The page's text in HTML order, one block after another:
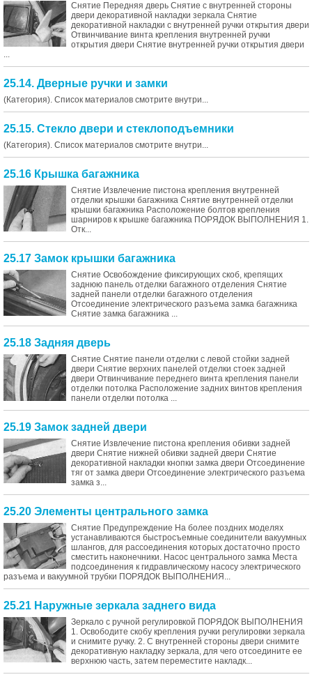
Снятие Передняя дверь Снятие с внутренней стороны
двери декоративной накладки зеркала Снятие
декоративной накладки с внутренней ручки открытия двери
Отвинчивание винта крепления внутренней ручки
открытия двери Снятие внутренней ручки открытия двери
...
25.14. Дверные ручки и замки
(Категория). Список материалов смотрите внутри...
25.15. Стекло двери и стеклоподъемники
(Категория). Список материалов смотрите внутри...
25.16 Крышка багажника
Снятие Извлечение пистона крепления внутренней
отделки крышки багажника Снятие внутренней отделки
крышки багажника Расположение болтов крепления
шарниров к крышке багажника ПОРЯДОК ВЫПОЛНЕНИЯ 1.
Отк...
25.17 Замок крышки багажника
Снятие Освобождение фиксирующих скоб, крепящих
заднюю панель отделки багажного отделения Снятие
задней панели отделки багажного отделения
Отсоединение электрического разъема замка багажника
Снятие замка багажника ...
25.18 Задняя дверь
Снятие Снятие панели отделки с левой стойки задней
двери Снятие верхних панелей отделки стоек задней
двери Отвинчивание переднего винта крепления панели
отделки потолка Расположение задних винтов крепления
панели отделки потолка ...
25.19 Замок задней двери
Снятие Извлечение пистона крепления обивки задней
двери Снятие нижней обивки задней двери Снятие
декоративной накладки кнопки замка двери Отсоединение
тяг от замка двери Отсоединение электрического разъема
замка з...
25.20 Элементы центрального замка
Снятие Предупреждение На более поздних моделях
устанавливаются быстросъемные соединители вакуумных
шлангов, для рассоединения которых достаточно просто
сместить наконечники. Насос центрального замка Места
подсоединения к гидравлическому насосу электрического
разъема и вакуумной трубки ПОРЯДОК ВЫПОЛНЕНИЯ...
25.21 Наружные зеркала заднего вида
Зеркало с ручной регулировкой ПОРЯДОК ВЫПОЛНЕНИЯ
1. Освободите скобу крепления ручки регулировки зеркала
и снимите ручку. 2. С внутренней стороны двери снимите
декоративную накладку зеркала, для чего отсоедините ее
верхнюю часть, затем переместите накладк...